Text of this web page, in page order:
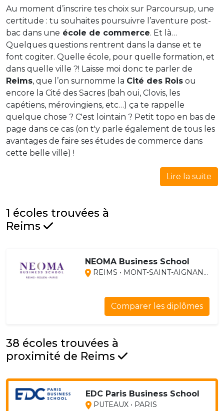
Au moment d’inscrire tes choix sur Parcoursup, une
certitude : tu souhaites poursuivre l’aventure post-
bac dans une école de commerce. Et là…
Quelques questions rentrent dans la danse et te
font cogiter. Quelle école, pour quelle formation, et
dans quelle ville ?! Laisse moi donc te parler de
Reims, que l’on surnomme la Cité des Rois ou
encore la Cité des Sacres (bah oui, Clovis, les
capétiens, mérovingiens, etc…) ça te rappelle
quelque chose ? C'est lointain ? Petit topo en bas de
page dans ce cas (on t'y parle également de tous les
avantages de faire ses études de commerce dans
cette belle ville) !
Lire la suite
1 écoles trouvées à
Reims
NEOMA Business School
REIMS • MONT-SAINT-AIGNAN...
Comparer les diplômes
38 écoles trouvées à
proximité de Reims
EDC Paris Business School
PUTEAUX • PARIS